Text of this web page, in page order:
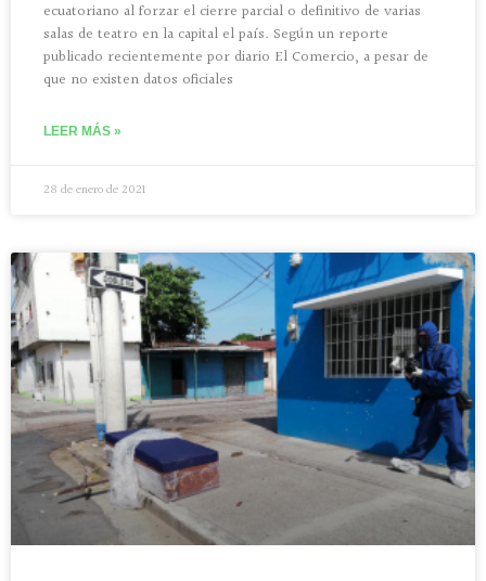
ecuatoriano al forzar el cierre parcial o definitivo de varias
salas de teatro en la capital el país. Según un reporte
publicado recientemente por diario El Comercio, a pesar de
que no existen datos oficiales
LEER MÁS »
28 de enero de 2021